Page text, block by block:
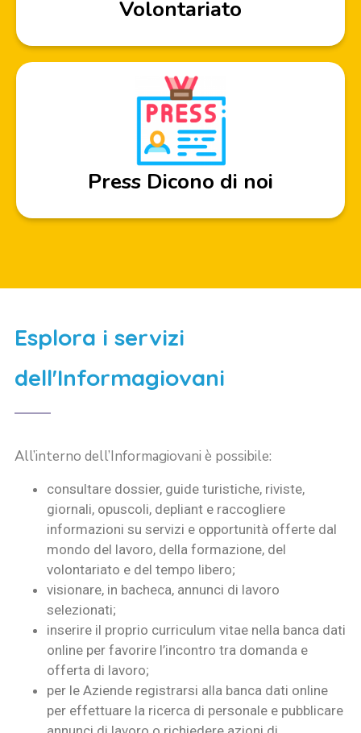
Volontariato
Press Dicono di noi
Esplora i servizi
dell'Informagiovani
All’interno dell’Informagiovani è possibile:
consultare dossier, guide turistiche, riviste,
giornali, opuscoli, depliant e raccogliere
informazioni su servizi e opportunità offerte dal
mondo del lavoro, della formazione, del
volontariato e del tempo libero;
visionare, in bacheca, annunci di lavoro
selezionati;
inserire il proprio curriculum vitae nella banca dati
online per favorire l’incontro tra domanda e
offerta di lavoro;
per le Aziende registrarsi alla banca dati online
per effettuare la ricerca di personale e pubblicare